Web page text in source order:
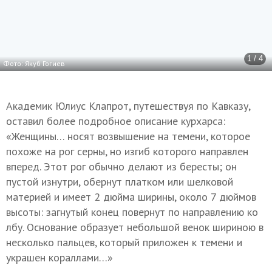
1 / 4
Фото: Якуб Гогиев
Академик Юлиус Клапрот, путешествуя по Кавказу,
оставил более подробное описание курхарса:
«Женщины… носят возвышение на темени, которое
похоже на рог серны, но изгиб которого направлен
вперед. Этот рог обычно делают из бересты; он
пустой изнутри, обернут платком или шелковой
материей и имеет 2 дюйма ширины, около 7 дюймов
высоты: загнутый конец повернут по направлению ко
лбу. Основание образует небольшой венок шириною в
несколько пальцев, который приложен к темени и
украшен кораллами…»